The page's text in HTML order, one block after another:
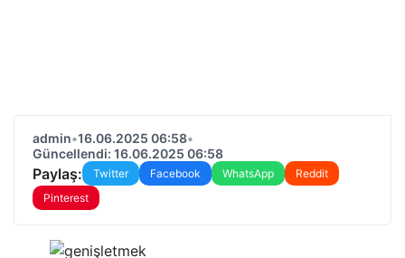
admin•16.06.2025 06:58•
Güncellendi: 16.06.2025 06:58
Paylaş: Twitter Facebook WhatsApp
Reddit
Pinterest